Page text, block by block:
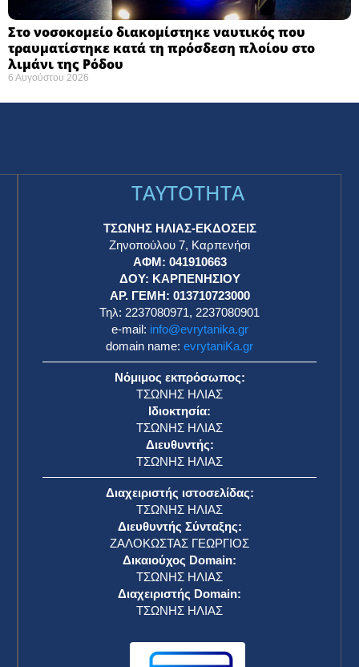
Στο νοσοκομείο διακομίστηκε ναυτικός που
τραυματίστηκε κατά τη πρόσδεση πλοίου στο
λιμάνι της Ρόδου
6 Αυγούστου 2026
TAYTOTHTA
ΤΣΩΝΗΣ ΗΛΙΑΣ-ΕΚΔΟΣΕΙΣ
Ζηνοπούλου 7, Καρπενήσι
ΑΦΜ: 041910663
ΔΟΥ: ΚΑΡΠΕΝΗΣΙΟΥ
ΑΡ. ΓΕΜΗ: 013710723000
Τηλ: 2237080971, 2237080901
e-mail: info@evrytanika.gr
domain name: evrytaniKa.gr
Νόμιμος εκπρόσωπος:
ΤΣΩΝΗΣ ΗΛΙΑΣ
Ιδιοκτησία:
ΤΣΩΝΗΣ ΗΛΙΑΣ
Διευθυντής:
ΤΣΩΝΗΣ ΗΛΙΑΣ
Διαχειριστής ιστοσελίδας:
ΤΣΩΝΗΣ ΗΛΙΑΣ
Διευθυντής Σύνταξης:
ΖΑΛΟΚΩΣΤΑΣ ΓΕΩΡΓΙΟΣ
Δικαιούχος Domain:
ΤΣΩΝΗΣ ΗΛΙΑΣ
Διαχειριστής Domain:
ΤΣΩΝΗΣ ΗΛΙΑΣ